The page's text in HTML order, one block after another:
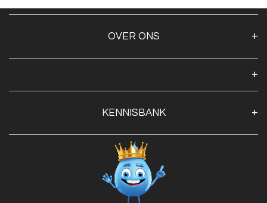
OVER ONS
Openingstijden
Contact
Privacy Policy
Veilig betalen met:
KENNISBANK
Blog
Advies
Red Label Filter Series
Nishikigoi-Ô